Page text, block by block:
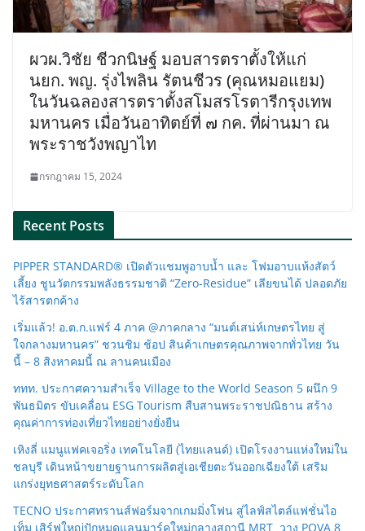
ผวผ.วิชัย ชีวกนิษฐ์ มอบสารตราตั้งให้แก่
นยก. พญ. รุ่งไพลิน รัตนชีวร (คุณหมอแยม)
ในวันฉลองสารตราตั้งสโมสรโรตารีกรุงเทพ
มหานคร เมื่อวันอาทิตย์ที่ ๗ กค. ที่ผ่านมา ณ
พระราชวังพญาไท
กรกฎาคม 15, 2024
Recent Posts
PIPPER STANDARD® เปิดตัวแชมพูอาบน้ำ และ โฟมอาบแห้งสัตว์
เลี้ยง ชูนวัตกรรมพลังธรรมชาติ “Zero-Residue” เลียขนได้ ปลอดภัย
ไร้สารตกค้าง
เริ่มแล้ว! อ.ต.ก.แฟร์ 4 ภาค @ภาคกลาง “มนต์เสน่ห์เกษตรไทย สู่
ใจกลางมหานคร” ชวนชิม ช้อป สินค้าเกษตรคุณภาพจากทั่วไทย วัน
นี้ – 8 สิงหาคมนี้ ณ ลานคนเมือง
ททท. ประกาศความสำเร็จ Village to the World Season 5 ผนึก 9
พันธมิตร ขับเคลื่อน ESG Tourism สืบสานพระราชปณิธาน สร้าง
คุณค่าการท่องเที่ยวไทยอย่างยั่งยืน
เหิงลี่ แมนูแฟคเจอริ่ง เทคโนโลยี (ไทยแลนด์) เปิดโรงงานแห่งใหม่ใน
ชลบุรี เดินหน้าขยายฐานการผลิตสู่เอเชียตะวันออกเฉียงใต้ เสริม
แกร่งยุทธศาสตร์ระดับโลก
TECNO ประกาศทรานส์ฟอร์มจากเกมมิ่งโฟน สู่ไลฟ์สไตล์แฟชั่นไอ
เท็ม เสิร์ฟใหญ่ปักหมุดแลนมาร์คใหม่กลางสถานี MRT วาง POVA 8